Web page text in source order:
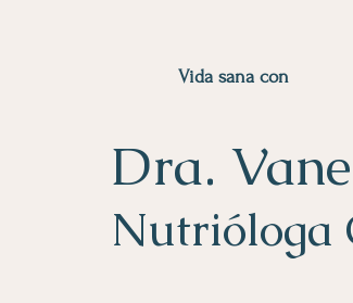
Vida sana con
Dra.
Nutrióloga